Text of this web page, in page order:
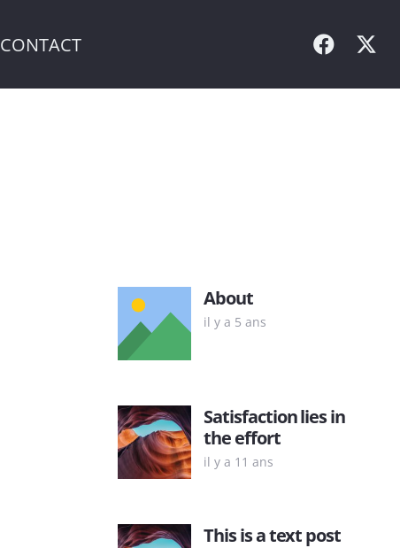
CONTACT
About
il y a 5 ans
Satisfaction lies in
the effort
il y a 11 ans
This is a text post